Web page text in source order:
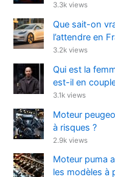
3.3k views
Que sait-on
l’attendre en
3.2k views
Qui est la
est-il en
3.1k views
Moteur
à risques ?
2.9k views
Moteur puma
les modèles à